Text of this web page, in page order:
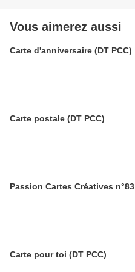
Vous aimerez aussi
Carte d'anniversaire (DT PCC)
Carte postale (DT PCC)
Passion Cartes Créatives n°83
Carte pour toi (DT PCC)